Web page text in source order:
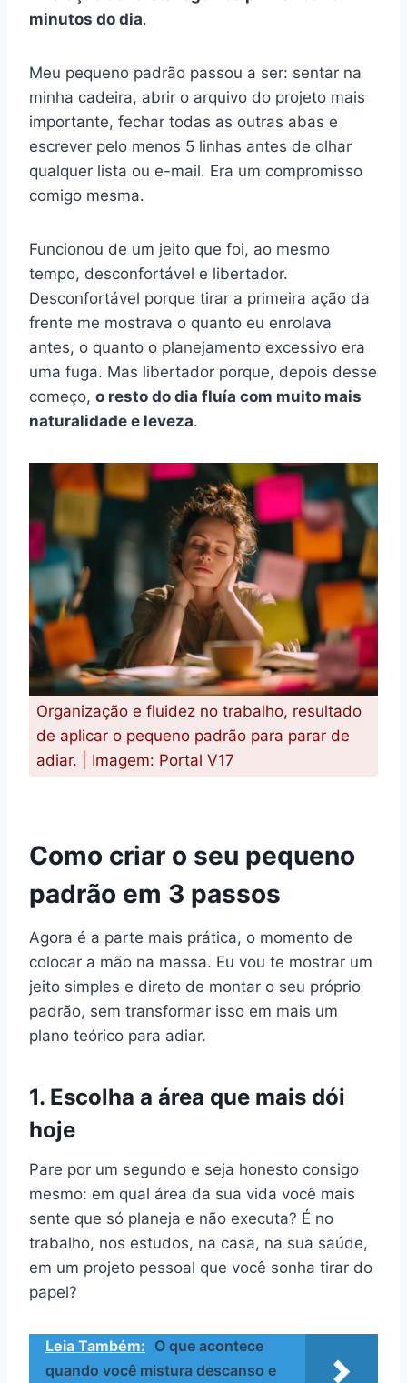
minutos do dia.
Meu pequeno padrão passou a ser: sentar na
minha cadeira, abrir o arquivo do projeto mais
importante, fechar todas as outras abas e
escrever pelo menos 5 linhas antes de olhar
qualquer lista ou e-mail. Era um compromisso
comigo mesma.
Funcionou de um jeito que foi, ao mesmo
tempo, desconfortável e libertador.
Desconfortável porque tirar a primeira ação da
frente me mostrava o quanto eu enrolava
antes, o quanto o planejamento excessivo era
uma fuga. Mas libertador porque, depois desse
começo, o resto do dia fluía com muito mais
naturalidade e leveza.
Organização e fluidez no trabalho, resultado
de aplicar o pequeno padrão para parar de
adiar. | Imagem: Portal V17
Como criar o seu pequeno
padrão em 3 passos
Agora é a parte mais prática, o momento de
colocar a mão na massa. Eu vou te mostrar um
jeito simples e direto de montar o seu próprio
padrão, sem transformar isso em mais um
plano teórico para adiar.
1. Escolha a área que mais dói
hoje
Pare por um segundo e seja honesto consigo
mesmo: em qual área da sua vida você mais
sente que só planeja e não executa? É no
trabalho, nos estudos, na casa, na sua saúde,
em um projeto pessoal que você sonha tirar do
papel?
Leia Também: O que acontece
quando você mistura descanso e